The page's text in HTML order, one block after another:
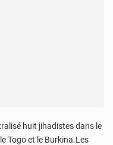
huit jihadistes dans le
Togo et le Burkina.Les